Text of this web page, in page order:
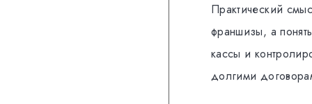
Практический
франшизы, а
кассы и
долгими